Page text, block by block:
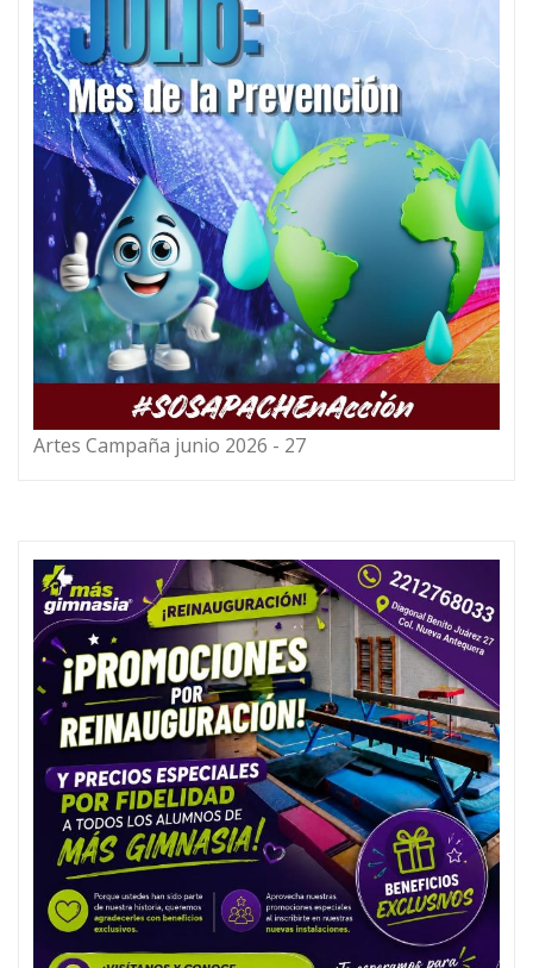
Artes Campaña junio 2026 - 27